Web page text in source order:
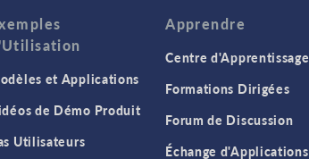
et Applications
de Démo Produit
Utilisateurs
Apprendre
Centre d'Apprentissage
Formations Dirigées
Forum de Discussion
Échange d'Applications